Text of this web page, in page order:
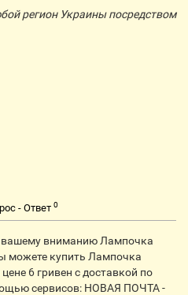
регион Украины посредством
- Ответ 0
вашему вниманию Лампочка
можете купить Лампочка
6 гривен с доставкой по
сервисов: НОВАЯ ПОЧТА -